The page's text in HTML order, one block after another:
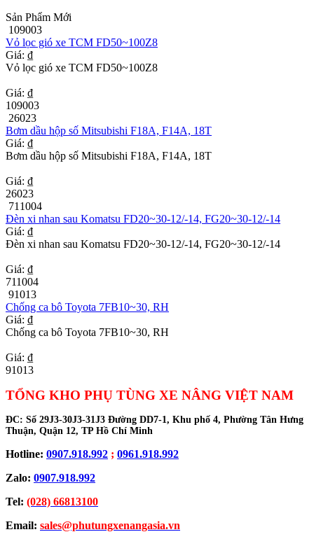
Sản Phẩm Mới
109003
Vỏ lọc gió xe TCM FD50~100Z8
Giá: ₫
Vỏ lọc gió xe TCM FD50~100Z8
Giá: ₫
109003
26023
Bơm dầu hộp số Mitsubishi F18A, F14A, 18T
Giá: ₫
Bơm dầu hộp số Mitsubishi F18A, F14A, 18T
Giá: ₫
26023
711004
Đèn xi nhan sau Komatsu FD20~30-12/-14, FG20~30-12/-14
Giá: ₫
Đèn xi nhan sau Komatsu FD20~30-12/-14, FG20~30-12/-14
Giá: ₫
711004
91013
Chống ca bô Toyota 7FB10~30, RH
Giá: ₫
Chống ca bô Toyota 7FB10~30, RH
Giá: ₫
91013
TỔNG KHO PHỤ TÙNG XE NÂNG VIỆT NAM
ĐC: Số 29J3-30J3-31J3 Đường DD7-1, Khu phố 4, Phường Tân Hưng
Thuận, Quận 12, TP Hồ Chí Minh
Hotline: 0907.918.992 ; 0961.918.992
Zalo: 0907.918.992
Tel: (028) 66813100
Email: sales@phutungxenangasia.vn